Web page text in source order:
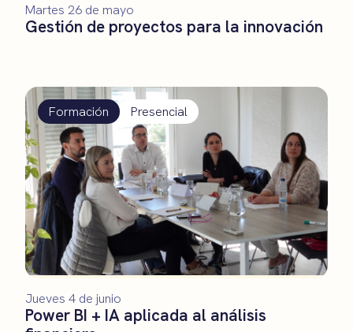
Gestión de proyectos para la innovación
Martes 26 de mayo
Formación Presencial
Power BI + IA aplicada al análisis
Jueves 4 de junio